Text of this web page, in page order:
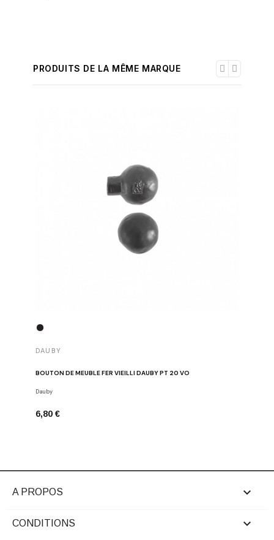
PRODUITS DE LA MÊME MARQUE
DAUBY
BOUTON DE MEUBLE FER VIEILLI DAUBY PT 20 VO
Dauby
6,80 €
A PROPOS 
CONDITIONS 